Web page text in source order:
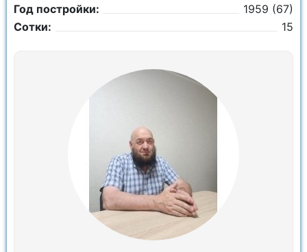
Год постройки:
1959 (67)
Сотки:
15